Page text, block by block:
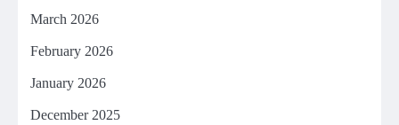
March 2026
February 2026
January 2026
December 2025